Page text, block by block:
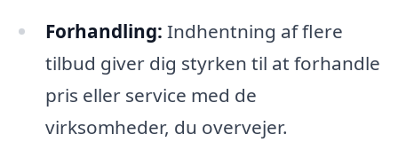
Forhandling: Indhentning af flere
tilbud giver dig styrken til at forhandle
pris eller service med de
virksomheder, du overvejer.